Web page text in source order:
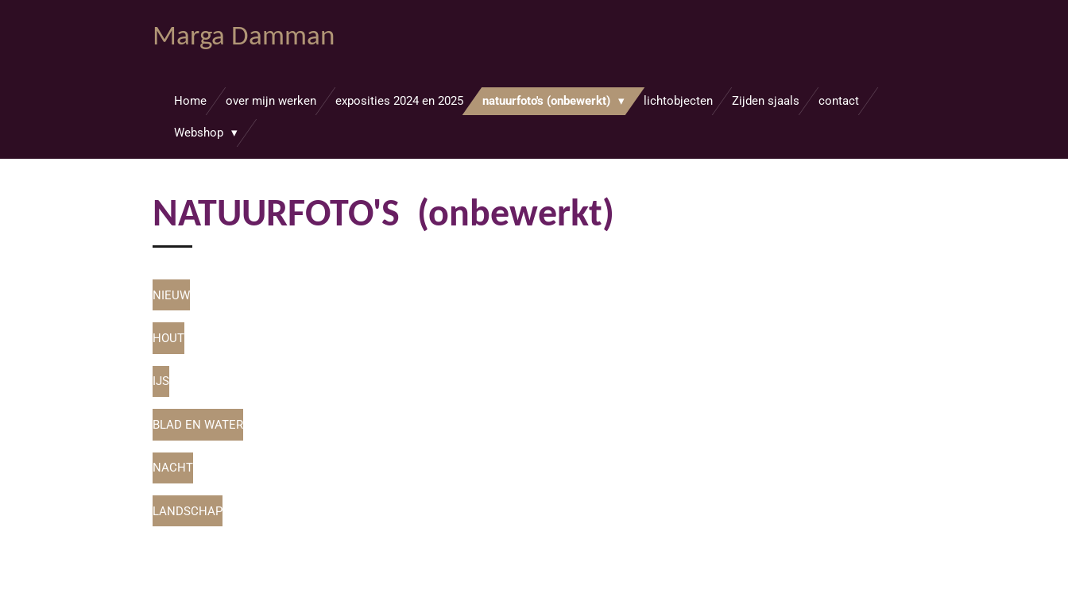
Marga Damman
Home over mijn werken exposities 2024 en 2025 natuurfoto's (onbewerkt) lichtobjecten Zijden sjaals contact
Webshop
NATUURFOTO'S (onbewerkt)
NIEUW
HOUT
IJS
BLAD EN WATER
NACHT
LANDSCHAP